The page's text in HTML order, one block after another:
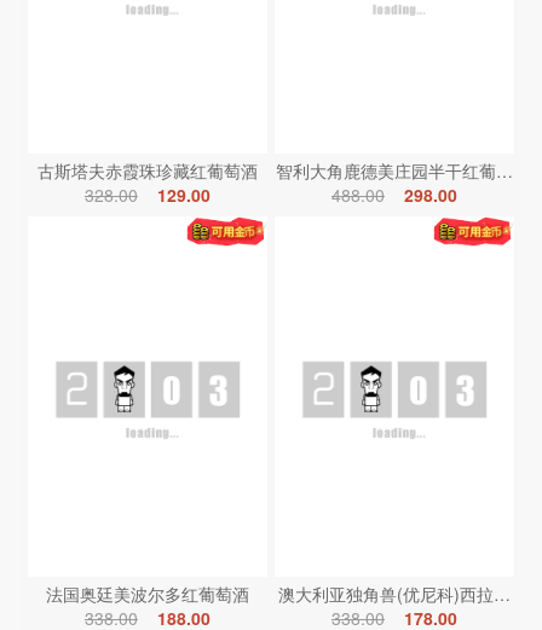
古斯塔夫赤霞珠珍藏红葡萄酒
328.00
129.00
智利大角鹿德美庄园半干红葡萄酒
488.00
298.00
法国奥廷美波尔多红葡萄酒
338.00
188.00
澳大利亚独角兽(优尼科)西拉红葡
338.00
178.00